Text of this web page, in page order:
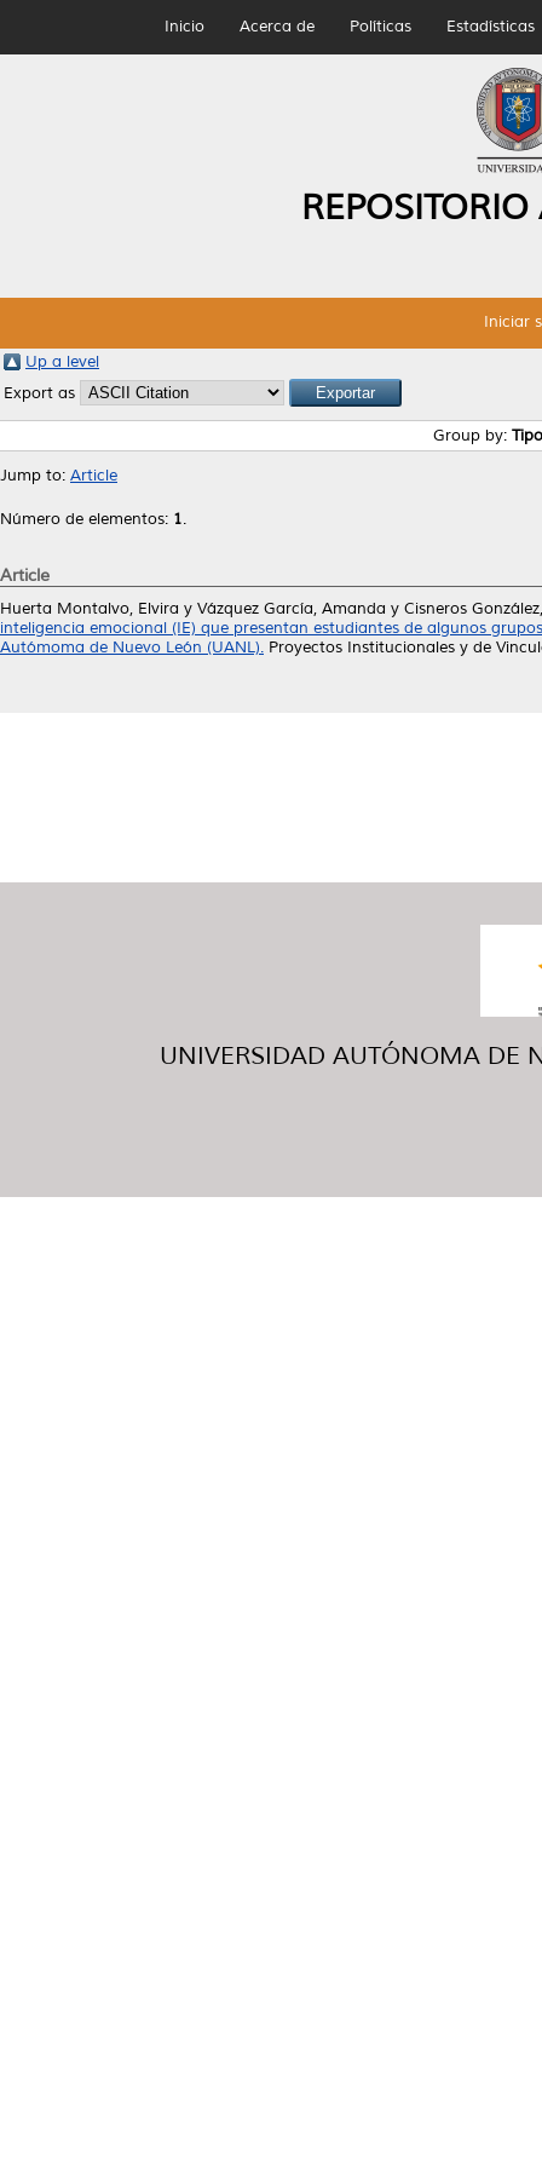
Inicio Acerca de Políticas Estadísticas
Iniciar
Up a level
Export as
Group by:
Jump to: Article
Número de elementos: 1.
Article
Huerta Montalvo, Elvira y Vázquez García, Amanda y Cisneros
inteligencia emocional (IE) que presentan estudiantes de algunos
Autómoma de Nuevo León (UANL). Proyectos Institucionales y de
UNIVERSIDAD AUTÓNOMA DE